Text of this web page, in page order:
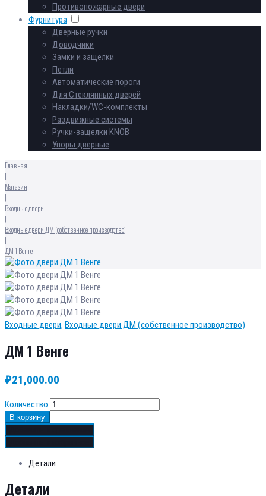
Противопожарные двери
Фурнитура
Дверные ручки
Доводчики
Замки и защелки
Петли
Автоматические пороги
Для Стеклянных дверей
Накладки/WC-комплекты
Раздвижные системы
Ручки-защелки KNOB
Упоры дверные
Главная
|
Магазин
|
Входные двери
|
Входные двери ДМ (собственное производство)
|
ДМ 1 Венге
Входные двери, Входные двери ДМ (собственное производство)
ДМ 1 Венге
₽21,000.00
Количество
В корзину
Детали
Детали